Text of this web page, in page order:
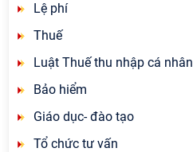
Lệ phí
Thuế
Luật Thuế thu nhập cá nhân
Bảo hiểm
Giáo dục- đào tạo
Tổ chức tư vấn